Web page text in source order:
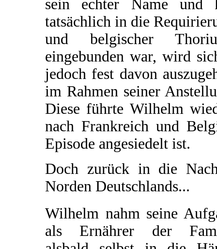
sein echter Name und
tatsächlich in die
und belgischer
eingebunden war, wird
jedoch fest davon
im Rahmen seiner
Diese führte Wilhelm
nach Frankreich und
Episode angesiedelt ist.
Doch zurück in die
Norden Deutschlands...
Wilhelm nahm seine
als Ernährer der